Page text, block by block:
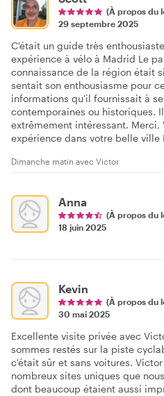
(À propos du
29 septembre 2025
C'était un guide très
expérience à vélo à Madrid Le
connaissance de la région était
sentait son enthousiasme pour
informations qu'il fournissait à
contemporaines ou historiques.
extrêmement intéressant.
expérience dans votre belle ville
Dimanche matin avec Victor
Anna
(À propos du
18 juin 2025
Kevin
(À propos du
30 mai 2025
Excellente visite privée avec
sommes restés sur la piste
c'était sûr et sans voitures.
nombreux sites uniques que
dont beaucoup étaient aussi